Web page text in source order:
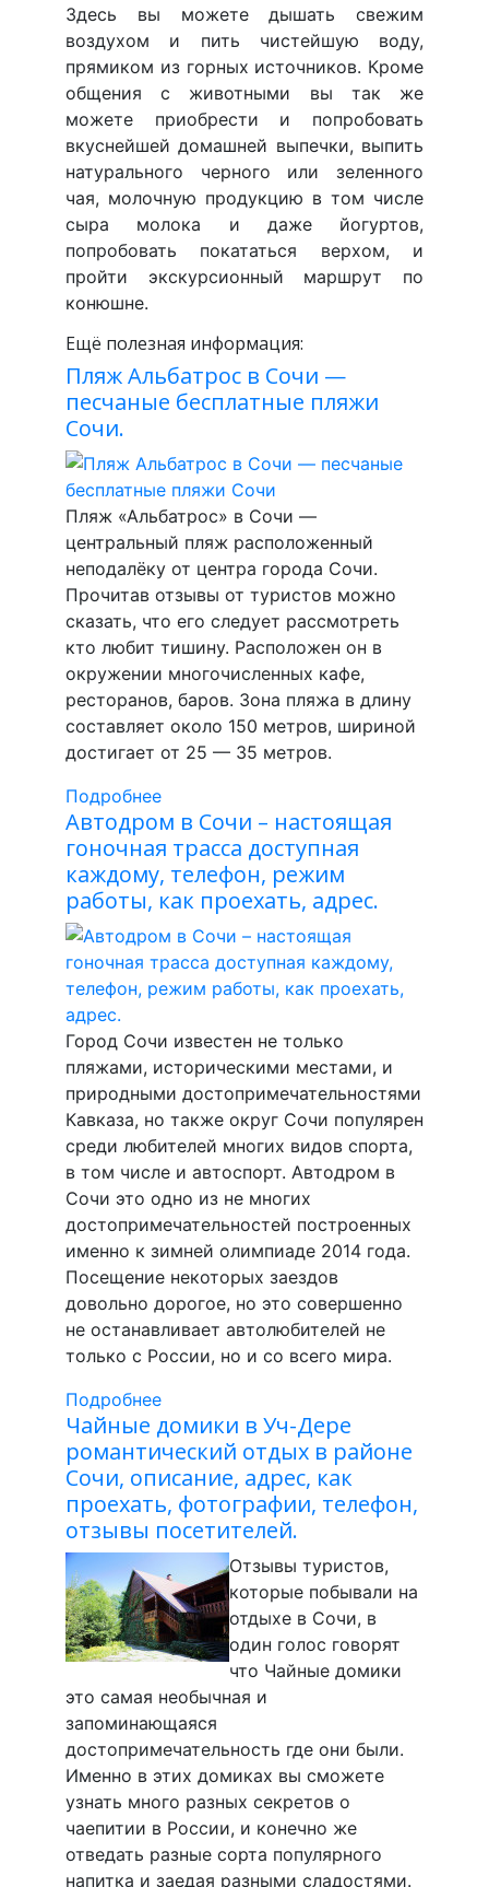
Здесь вы можете дышать свежим
воздухом и пить чистейшую воду,
прямиком из горных источников. Кроме
общения с животными вы так же
можете приобрести и попробовать
вкуснейшей домашней выпечки, выпить
натурального черного или зеленного
чая, молочную продукцию в том числе
сыра молока и даже йогуртов,
попробовать покататься верхом, и
пройти экскурсионный маршрут по
конюшне.
Ещё полезная информация:
Пляж Альбатрос в Сочи —
песчаные бесплатные пляжи
Сочи.
Пляж «Альбатрос» в Сочи —
центральный пляж расположенный
неподалёку от центра города Сочи.
Прочитав отзывы от туристов можно
сказать, что его следует рассмотреть
кто любит тишину. Расположен он в
окружении многочисленных кафе,
ресторанов, баров. Зона пляжа в длину
составляет около 150 метров, шириной
достигает от 25 — 35 метров.
Подробнее
Автодром в Сочи – настоящая
гоночная трасса доступная
каждому, телефон, режим
работы, как проехать, адрес.
Город Сочи известен не только
пляжами, историческими местами, и
природными достопримечательностями
Кавказа, но также округ Сочи популярен
среди любителей многих видов спорта,
в том числе и автоспорт. Автодром в
Сочи это одно из не многих
достопримечательностей построенных
именно к зимней олимпиаде 2014 года.
Посещение некоторых заездов
довольно дорогое, но это совершенно
не останавливает автолюбителей не
только с России, но и со всего мира.
Подробнее
Чайные домики в Уч-Дере
романтический отдых в районе
Сочи, описание, адрес, как
проехать, фотографии, телефон,
отзывы посетителей.
Отзывы туристов,
которые побывали на
отдыхе в Сочи, в
один голос говорят
что Чайные домики
это самая необычная и
запоминающаяся
достопримечательность где они были.
Именно в этих домиках вы сможете
узнать много разных секретов о
чаепитии в России, и конечно же
отведать разные сорта популярного
напитка и заедая разными сладостями.